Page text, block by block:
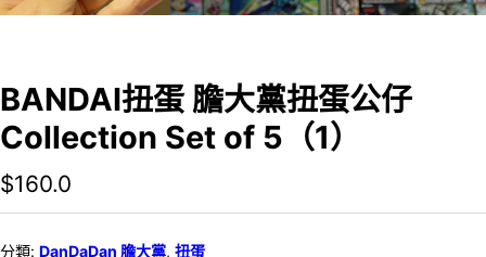
BANDAI扭蛋 膽大黨扭蛋公仔
Collection Set of 5（1）
$160.0
分類: DanDaDan 膽大黨, 扭蛋